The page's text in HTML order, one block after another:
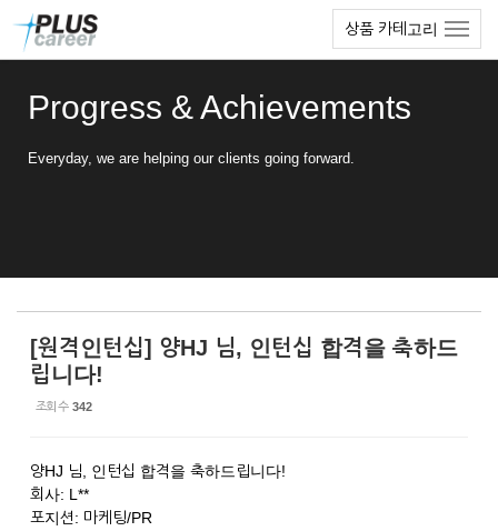
상품 카테고리
Progress & Achievements
Everyday, we are helping our clients going forward.
[원격인턴십] 양HJ 님, 인턴십 합격을 축하드
립니다!
조회 수 342
양HJ 님, 인턴십 합격을 축하드립니다!
회사: L**
포지션: 마케팅/PR